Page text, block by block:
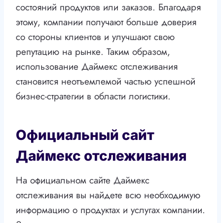
состояний продуктов или заказов. Благодаря
этому, компании получают больше доверия
со стороны клиентов и улучшают свою
репутацию на рынке. Таким образом,
использование Даймекс отслеживания
становится неотъемлемой частью успешной
бизнес-стратегии в области логистики.
Официальный сайт
Даймекс отслеживания
На официальном сайте Даймекс
отслеживания вы найдете всю необходимую
информацию о продуктах и услугах компании.